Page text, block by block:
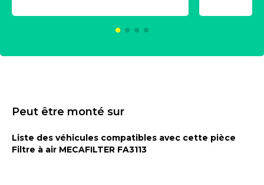
Peut être monté sur
Liste des véhicules compatibles avec cette pièce
Filtre à air MECAFILTER FA3113